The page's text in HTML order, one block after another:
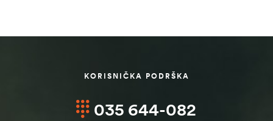
KORISNIČKA PODRŠKA
035 644-082